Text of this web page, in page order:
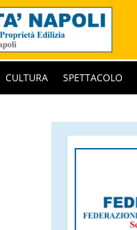
CULTURA SPETTACOLO